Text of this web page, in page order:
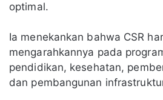
optimal.
Ia menekankan bahwa CSR
mengarahkannya pada
pendidikan, kesehatan,
dan pembangunan